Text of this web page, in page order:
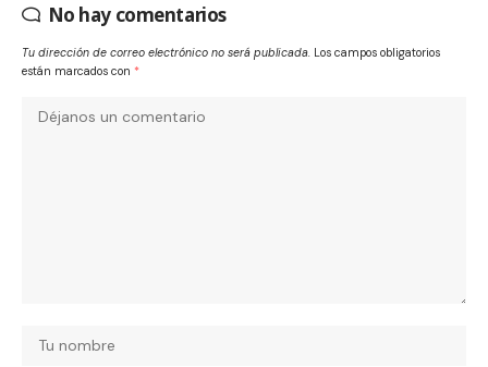
No hay comentarios
Tu dirección de correo electrónico no será publicada. Los campos obligatorios
están marcados con *